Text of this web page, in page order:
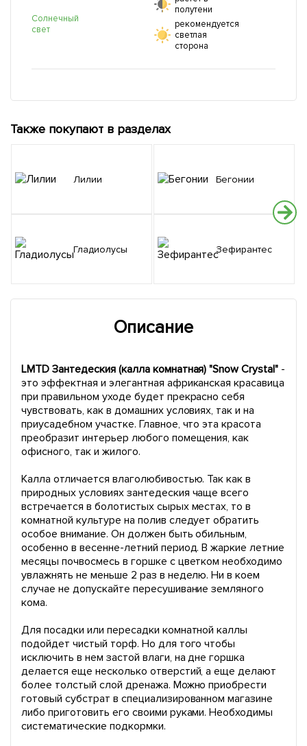
Солнечный
свет
полутени
рекомендуется
светлая
сторона
Также покупают в разделах
Лилии
Гладиолусы
Бегонии
Зефирантес
Описание
LMTD Зантедеския (калла комнатная) "Snow Crystal" -
это эффектная и элегантная африканская красавица
при правильном уходе будет прекрасно себя
чувствовать, как в домашних условиях, так и на
приусадебном участке. Главное, что эта красота
преобразит интерьер любого помещения, как
офисного, так и жилого.
Калла отличается влаголюбивостью. Так как в
природных условиях зантедеския чаще всего
встречается в болотистых сырых местах, то в
комнатной культуре на полив следует обратить
особое внимание. Он должен быть обильным,
особенно в весенне-летний период. В жаркие летние
месяцы почвосмесь в горшке с цветком необходимо
увлажнять не меньше 2 раз в неделю. Ни в коем
случае не допускайте пересушивание земляного
кома.
Для посадки или пересадки комнатной каллы
подойдет чистый торф. Но для того чтобы
исключить в нем застой влаги, на дне горшка
делается еще несколько отверстий, а еще делают
более толстый слой дренажа. Можно приобрести
готовый субстрат в специализированном магазине
либо приготовить его своими руками. Необходимы
систематические подкормки.